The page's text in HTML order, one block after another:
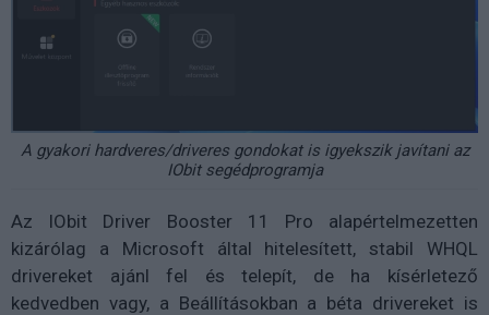
A gyakori hardveres/driveres gondokat is igyekszik javítani az
IObit segédprogramja
Az IObit Driver Booster 11 Pro alapértelmezetten
kizárólag a Microsoft által hitelesített, stabil WHQL
drivereket ajánl fel és telepít, de ha kísérletező
kedvedben vagy, a Beállításokban a béta drivereket is